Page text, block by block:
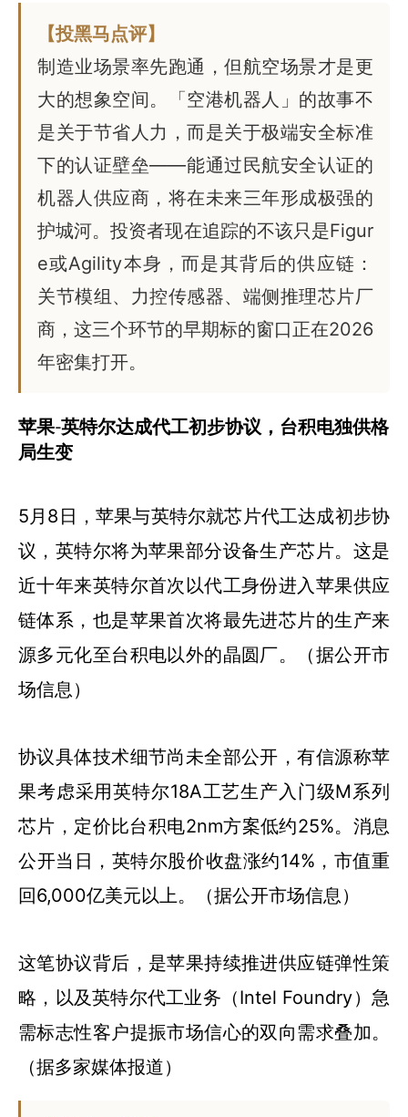
【投黑马点评】
制造业场景率先跑通，但航空场景才是更
大的想象空间。「空港机器人」的故事不
是关于节省人力，而是关于极端安全标准
下的认证壁垒——能通过民航安全认证的
机器人供应商，将在未来三年形成极强的
护城河。投资者现在追踪的不该只是Figur
e或Agility本身，而是其背后的供应链：
关节模组、力控传感器、端侧推理芯片厂
商，这三个环节的早期标的窗口正在2026
年密集打开。
苹果-英特尔达成代工初步协议，台积电独供格
局生变
5月8日，苹果与英特尔就芯片代工达成初步协
议，英特尔将为苹果部分设备生产芯片。这是
近十年来英特尔首次以代工身份进入苹果供应
链体系，也是苹果首次将最先进芯片的生产来
源多元化至台积电以外的晶圆厂。（据公开市
场信息）
协议具体技术细节尚未全部公开，有信源称苹
果考虑采用英特尔18A工艺生产入门级M系列
芯片，定价比台积电2nm方案低约25%。消息
公开当日，英特尔股价收盘涨约14%，市值重
回6,000亿美元以上。（据公开市场信息）
这笔协议背后，是苹果持续推进供应链弹性策
略，以及英特尔代工业务（Intel Foundry）急
需标志性客户提振市场信心的双向需求叠加。
（据多家媒体报道）